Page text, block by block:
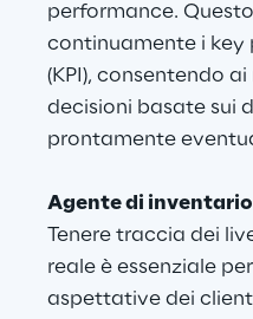
performance.
continuamente i
(KPI), consentendo
decisioni basate sui
prontamente
Agente di inventario
Tenere traccia dei
reale è essenziale
aspettative dei